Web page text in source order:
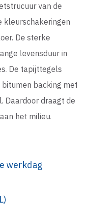
van de
kleurschakeringen
De sterke
levensduur in
De tapijttegels
backing met
Daardoor draagt de
het milieu.
werkdag